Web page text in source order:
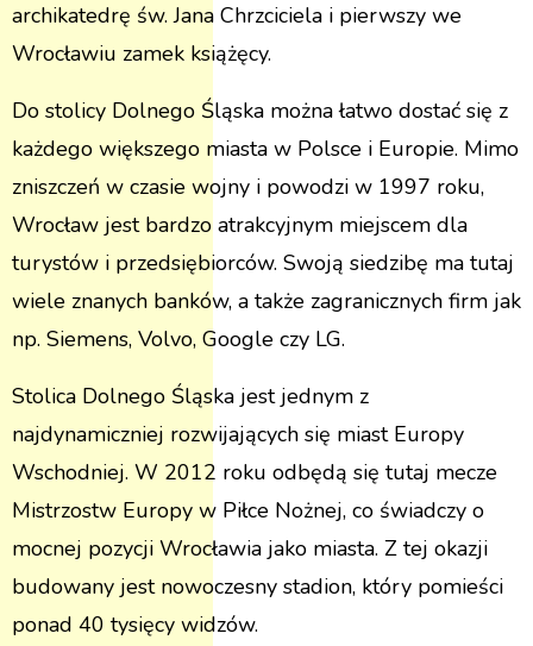
archikatedrę św. Jana Chrzciciela i pierwszy we
Wrocławiu zamek książęcy.
Do stolicy Dolnego Śląska można łatwo dostać się z
każdego większego miasta w Polsce i Europie. Mimo
zniszczeń w czasie wojny i powodzi w 1997 roku,
Wrocław jest bardzo atrakcyjnym miejscem dla
turystów i przedsiębiorców. Swoją siedzibę ma tutaj
wiele znanych banków, a także zagranicznych firm jak
np. Siemens, Volvo, Google czy LG.
Stolica Dolnego Śląska jest jednym z
najdynamiczniej rozwijających się miast Europy
Wschodniej. W 2012 roku odbędą się tutaj mecze
Mistrzostw Europy w Piłce Nożnej, co świadczy o
mocnej pozycji Wrocławia jako miasta. Z tej okazji
budowany jest nowoczesny stadion, który pomieści
ponad 40 tysięcy widzów.